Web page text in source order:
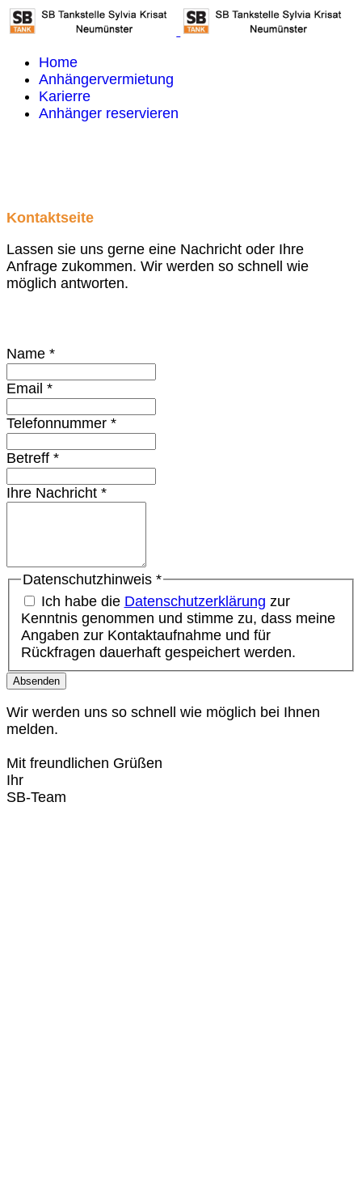
Home
Anhängervermietung
Karierre
Anhänger reservieren
Kontaktseite
Lassen sie uns gerne eine Nachricht oder Ihre
Anfrage zukommen. Wir werden so schnell wie
möglich antworten.
Name *
Email *
Telefonnummer *
Betreff *
Ihre Nachricht *
Datenschutzhinweis *
Ich habe die Datenschutzerklärung zur
Kenntnis genommen und stimme zu, dass meine
Angaben zur Kontaktaufnahme und für
Rückfragen dauerhaft gespeichert werden.
Absenden
Wir werden uns so schnell wie möglich bei Ihnen
melden.
Mit freundlichen Grüßen
Ihr
SB-Team